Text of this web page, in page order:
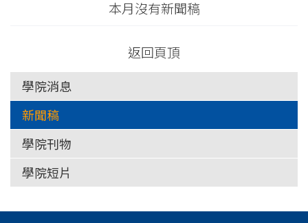
本月沒有新聞稿
返回頁頂
學院消息
新聞稿
學院刊物
學院短片